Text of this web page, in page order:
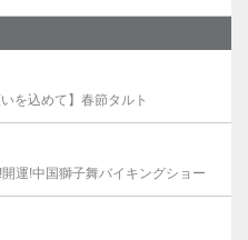
を込めて】春節タルト
運!中国獅子舞バイキングショー